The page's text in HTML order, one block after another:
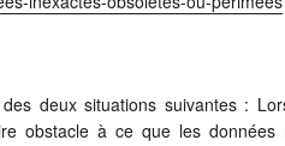
deux situations suivantes :
obstacle à ce que les